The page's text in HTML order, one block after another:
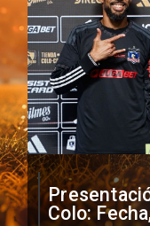
Colo: